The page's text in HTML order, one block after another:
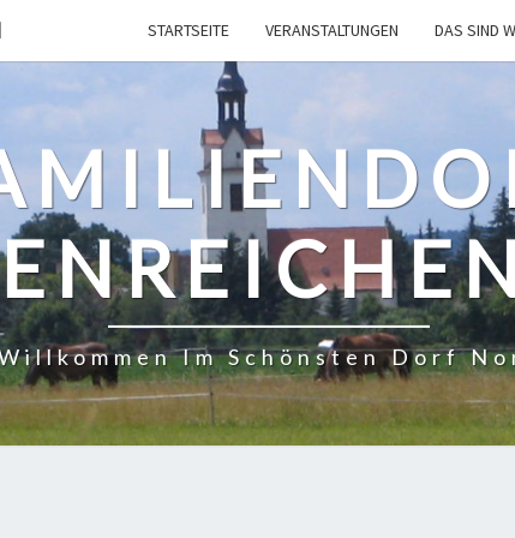
STARTSEITE VERANSTALTUNGEN DAS SIND
Im Schönsten Dorf